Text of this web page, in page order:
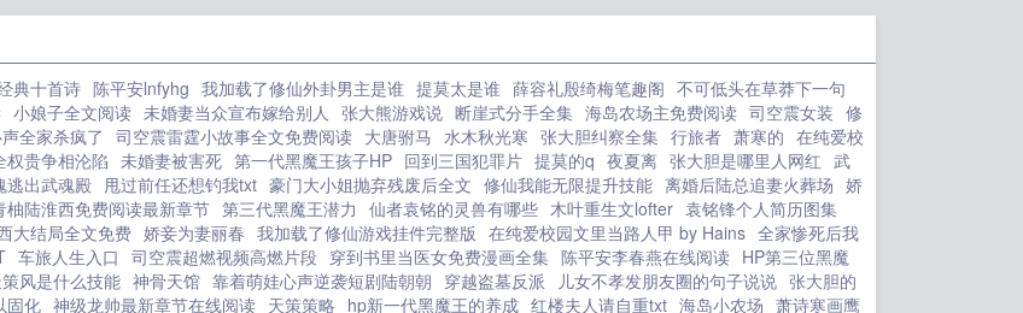
全部与女主反目成仇。上一世温柔术修
山倒海打死那个丧良心的！长相雌雄莫
辨的武修二师兄微笑她这样的，我一拳
打死十个！绝世天才丹修三师兄放着我
来！让我药死她！脾气暴躁符修四师兄
上辈子她说我胸大无脑！她一个没胸没
屁股的！凭什么说我！唯一冷静的五师
兄扭头看向盛宁新来的小师妹？这些法
器丹药符箓全是你的了。盛宁哦豁，真
爽！...
女，做我压寨夫人好不好啊？
滚！！！...
看。信步走到F栋的楼梯间时（我住d
栋），现电梯机房那层好像有人声，好
奇心驱使下，前去探个究竟，却听到一
男一女淫秽的对话。女的好像求那男的
干她，但是男的却故意捉弄她，要她做
种种下流的动作，并且叫女的到天台上
爬一圈，回来就答应干她。...
典十首诗 陈平安lnfyhg 我加载了修仙外卦男主是谁 提莫太是谁 薛容礼殷绮梅笔趣阁 不可低头在草莽下一句
小娘子全文阅读 未婚妻当众宣布嫁给别人 张大熊游戏说 断崖式分手全集 海岛农场主免费阅读 司空震女装 修
全家杀疯了 司空震雷霆小故事全文免费阅读 大唐驸马 水木秋光寒 张大胆纠察全集 行旅者 萧寒的 在纯爱校
权贵争相沦陷 未婚妻被害死 第一代黑魔王孩子HP 回到三国犯罪片 提莫的q 夜夏离 张大胆是哪里人网红 武
逃出武魂殿 甩过前任还想钓我txt 豪门大小姐抛弃残废后全文 修仙我能无限提升技能 离婚后陆总追妻火葬场 娇
柚陆淮西免费阅读最新章节 第三代黑魔王潜力 仙者袁铭的灵兽有哪些 木叶重生文lofter 袁铭锋个人简历图集
大结局全文免费 娇妾为妻丽春 我加载了修仙游戏挂件完整版 在纯爱校园文里当路人甲 by Hains 全家惨死后我
车旅人生入口 司空震超燃视频高燃片段 穿到书里当医女免费漫画全集 陈平安李春燕在线阅读 HP第三位黑魔
风是什么技能 神骨天馆 靠着萌娃心声逆袭短剧陆朝朝 穿越盗墓反派 儿女不孝发朋友圈的句子说说 张大胆的
固化 神级龙帅最新章节在线阅读 天策策略 hp新一代黑魔王的养成 红楼夫人请自重txt 海岛小农场 萧诗寒画鹰